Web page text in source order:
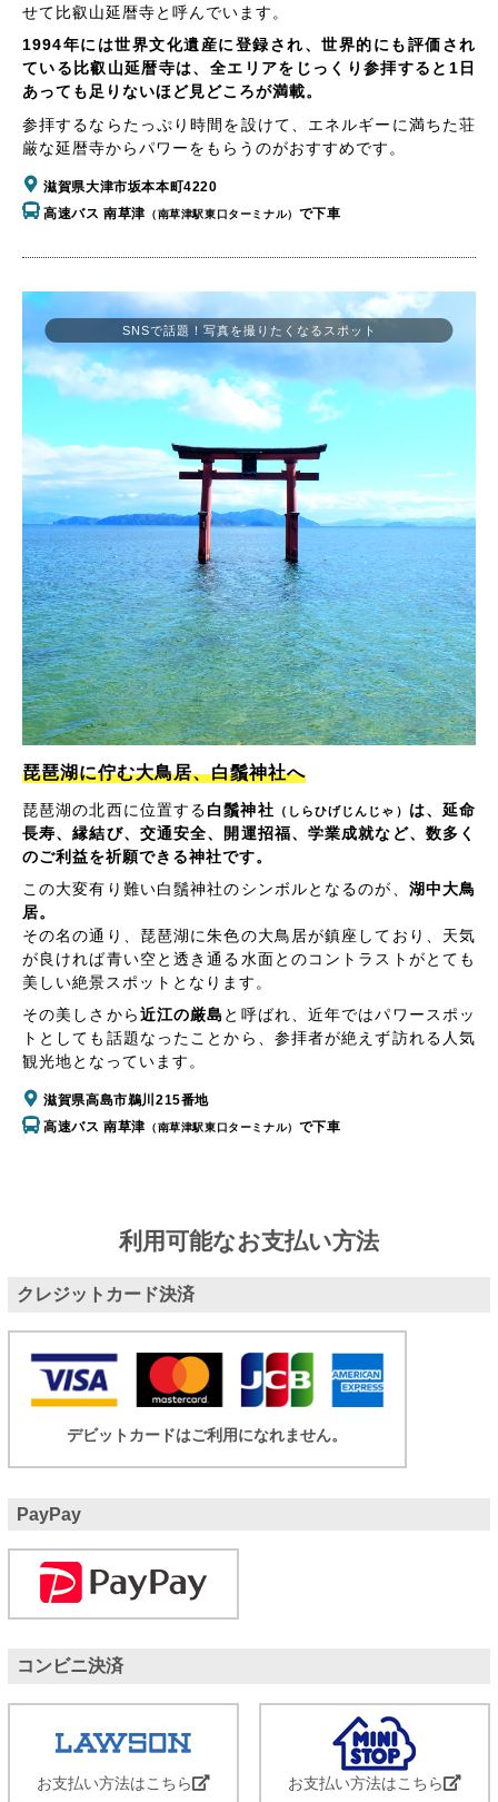
せて比叡山延暦寺と呼んでいます。
1994年には世界文化遺産に登録され、世界的にも評価され
ている比叡山延暦寺は、全エリアをじっくり参拝すると1日
あっても足りないほど見どころが満載。
参拝するならたっぷり時間を設けて、エネルギーに満ちた荘
厳な延暦寺からパワーをもらうのがおすすめです。
滋賀県大津市坂本本町4220
高速バス 南草津 （南草津駅東口ターミナル） で下車
琵琶湖に佇む大鳥居、白鬚神社へ
琵琶湖の北西に位置する白鬚神社 （しらひげじんじゃ）
は、延命
長寿、縁結び、交通安全、開運招福、学業成就など、数多く
のご利益を祈願できる神社です。
この大変有り難い白鬚神社のシンボルとなるのが、 湖中大鳥
居。
その名の通り、琵琶湖に朱色の大鳥居が鎮座しており、天気
が良ければ青い空と透き通る水面とのコントラストがとても
美しい絶景スポットとなります。
その美しさから近江の厳島 と呼ばれ、近年ではパワースポッ
トとしても話題なったことから、参拝者が絶えず訪れる人気
観光地となっています。
滋賀県高島市鵜川215番地
高速バス 南草津 （南草津駅東口ターミナル） で下車
SNSで話題！写真を撮りたくなるスポット
利用可能なお支払い方法
クレジットカード決済
デビットカードはご利用になれません。
PayPay
コンビニ決済
お支払い方法はこちら お支払い方法はこちら